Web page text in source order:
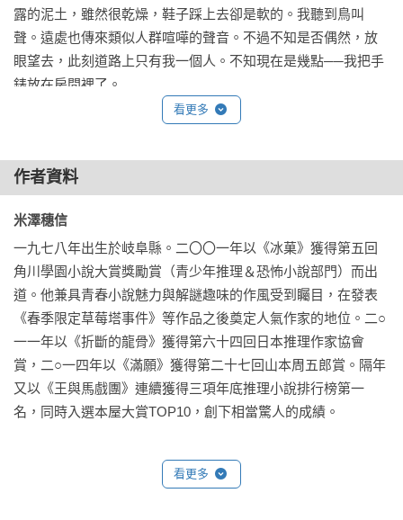
露的泥土，雖然很乾燥，鞋子踩上去卻是軟的。我聽到鳥叫
聲。遠處也傳來類似人群喧嘩的聲音。不過不知是否偶然，放
眼望去，此刻道路上只有我一個人。不知現在是幾點──我把手
錶放在房間裡了。
我在房間聽到的歌聲不是幻覺，這束花還很新鮮。花的旁邊放
禱。
神祠沒有門，可以直接看到神像。象頭神葛內舍以躍動的姿態
翹起腳，大大的腹部往外突出。神像塗著好幾層祝福的紅粉。
我不知道這個國家的禮拜方式，因此便用自己唯一知道的方
式，合掌閉上眼睛並低下頭。
我知道象頭神是保佑生意興隆的神。我現在對於自己的生意有
什麼可以祈禱的嗎？我的工作該怎麼樣才算成功呢？
也就是說，我甚至不知道應該向象頭神祈禱什麼。現在求神也
看更多
作者資料
米澤穗信
一九七八年出生於岐阜縣。二〇〇一年以《冰菓》獲得第五回
角川學園小說大賞獎勵賞（青少年推理＆恐怖小說部門）而出
道。他兼具青春小說魅力與解謎趣味的作風受到矚目，在發表
《春季限定草莓塔事件》等作品之後奠定人氣作家的地位。二○
一一年以《折斷的龍骨》獲得第六十四回日本推理作家協會
賞，二○一四年以《滿願》獲得第二十七回山本周五郎賞。隔年
又以《王與馬戲團》連續獲得三項年底推理小說排行榜第一
名，同時入選本屋大賞TOP10，創下相當驚人的成績。
看更多